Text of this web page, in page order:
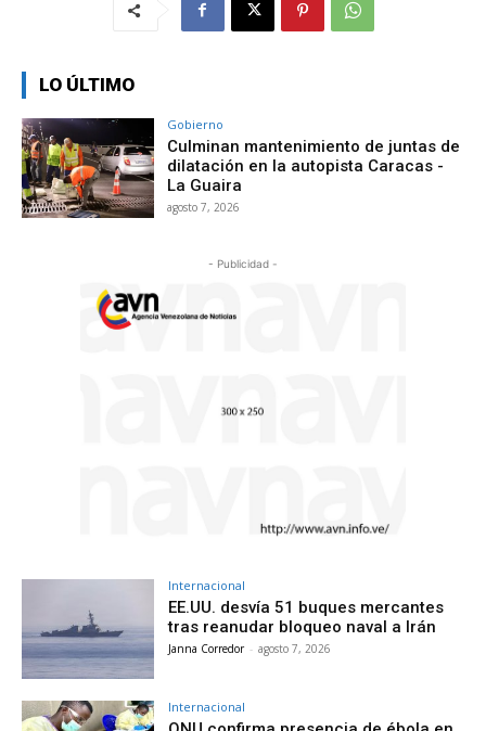
LO ÚLTIMO
Gobierno
Culminan mantenimiento de juntas de
dilatación en la autopista Caracas -
La Guaira
agosto 7, 2026
- Publicidad -
Internacional
EE.UU. desvía 51 buques mercantes
tras reanudar bloqueo naval a Irán
Janna Corredor - agosto 7, 2026
Internacional